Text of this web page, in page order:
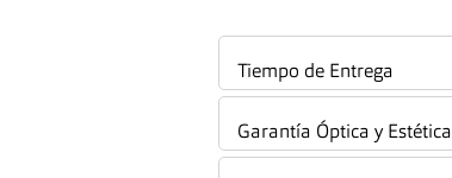
Tiempo de Entrega
Garantía Óptica y Estética